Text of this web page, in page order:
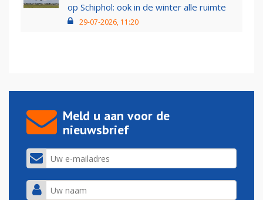
op Schiphol: ook in de winter alle ruimte
29-07-2026, 11:20
Meld u aan voor de
nieuwsbrief